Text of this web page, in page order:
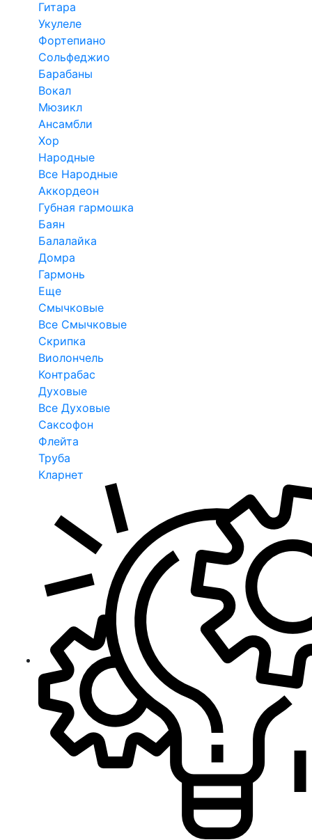
Гитара
Укулеле
Фортепиано
Сольфеджио
Барабаны
Вокал
Мюзикл
Ансамбли
Хор
Народные
Все Народные
Аккордеон
Губная гармошка
Баян
Балалайка
Домра
Гармонь
Еще
Смычковые
Все Смычковые
Скрипка
Виолончель
Контрабас
Духовые
Все Духовые
Саксофон
Флейта
Труба
Кларнет